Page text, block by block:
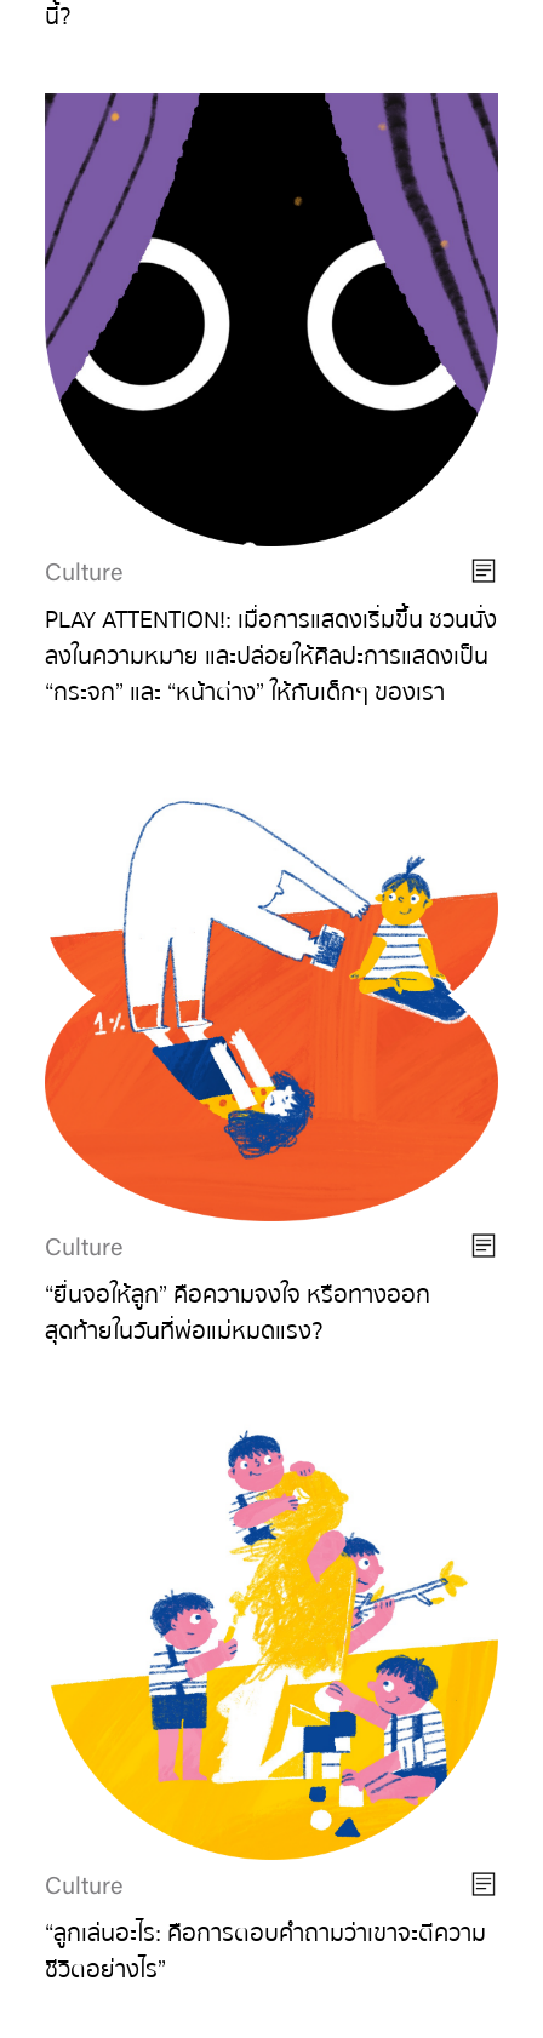
นี้?
Culture
PLAY ATTENTION!: เมื่อการแสดงเริ่มขึ้น ชวนนั่ง
ลงในความหมาย และปล่อยให้ศิลปะการแสดงเป็น
“กระจก” และ “หน้าต่าง” ให้กับเด็กๆ ของเรา
Culture
“ยื่นจอให้ลูก” คือความจงใจ หรือทางออก
สุดท้ายในวันที่พ่อแม่หมดแรง?
Culture
“ลูกเล่นอะไร: คือการตอบคำถามว่าเขาจะตีความ
ชีวิตอย่างไร”